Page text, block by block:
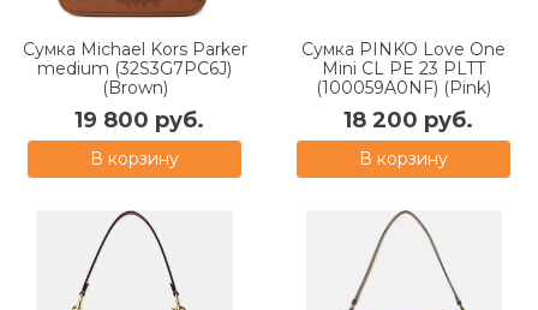
Сумка Michael Kors Parker
medium (32S3G7PC6J)
(Brown)
19 800 руб.
В корзину
Сумка PINKO Love One
Mini CL PE 23 PLTT
(100059A0NF) (Pink)
18 200 руб.
В корзину